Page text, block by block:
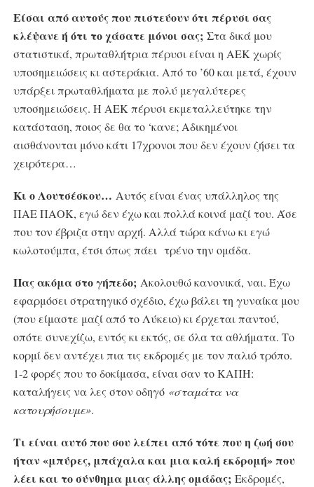
Είσαι από αυτούς που πιστεύουν ότι πέρυσι σας
κλέψανε ή ότι το χάσατε μόνοι σας; Στα δικά μου
στατιστικά, πρωταθλήτρια πέρυσι είναι η ΑΕΚ χωρίς
υποσημειώσεις κι αστεράκια. Από το ’60 και μετά, έχουν
υπάρξει πρωταθλήματα με πολύ μεγαλύτερες
υποσημειώσεις. Η ΑΕΚ πέρυσι εκμεταλλεύτηκε την
κατάσταση, ποιος δε θα το ‘κανε; Αδικημένοι
αισθάνονται μόνο κάτι 17χρονοι που δεν έχουν ζήσει τα
χειρότερα…
Κι ο Λουτσέσκου… Αυτός είναι ένας υπάλληλος της
ΠΑΕ ΠΑΟΚ, εγώ δεν έχω και πολλά κοινά μαζί του. Άσε
που τον έβριζα στην αρχή. Αλλά τώρα κάνω κι εγώ
κωλοτούμπα, έτσι όπως πάει τρένο την ομάδα.
Πας ακόμα στο γήπεδο; Ακολουθώ κανονικά, ναι. Έχω
εφαρμόσει στρατηγικό σχέδιο, έχω βάλει τη γυναίκα μου
(που είμαστε μαζί από το Λύκειο) κι έρχεται παντού,
οπότε συνεχίζω, εντός κι εκτός, σε όλα τα αθλήματα. Το
κορμί δεν αντέχει πια τις εκδρομές με τον παλιό τρόπο.
1-2 φορές που το δοκίμασα, είναι σαν το ΚΑΠΗ:
καταλήγεις να λες στον οδηγό «σταμάτα να
κατουρήσουμε».
Τι είναι αυτό που σου λείπει από τότε που η ζωή σου
ήταν «μπύρες, μπάχαλα και μια καλή εκδρομή» που
λέει και το σύνθημα μιας άλλης ομάδας; Εκδρομές,